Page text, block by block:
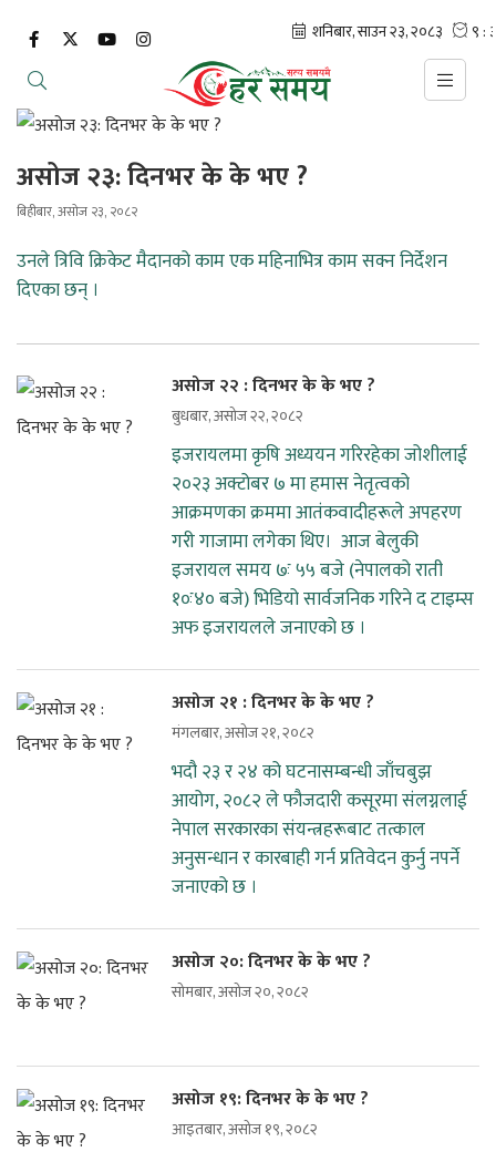
असोज २३: दिनभर के के भए ?
बिहीबार, असोज २३, २०८२
उनले त्रिवि क्रिकेट मैदानको काम एक महिनाभित्र काम सक्न निर्देशन
दिएका छन् ।
असोज २२ : दिनभर के के भए ?
बुधबार, असोज २२, २०८२
इजरायलमा कृषि अध्ययन गरिरहेका जोशीलाई
२०२३ अक्टोबर ७ मा हमास नेतृत्वको
आक्रमणका क्रममा आतंकवादीहरूले अपहरण
गरी गाजामा लगेका थिए। आज बेलुकी
इजरायल समय ७ः ५५ बजे (नेपालको राती
१०ः४० बजे) भिडियो सार्वजनिक गरिने द टाइम्स
अफ इजरायलले जनाएको छ ।
असोज २१ : दिनभर के के भए ?
मंगलबार, असोज २१, २०८२
भदौ २३ र २४ को घटनासम्बन्धी जाँचबुझ
आयोग, २०८२ ले फौजदारी कसूरमा संलग्नलाई
नेपाल सरकारका संयन्त्रहरूबाट तत्काल
अनुसन्धान र कारबाही गर्न प्रतिवेदन कुर्नु नपर्ने
जनाएको छ ।
असोज २०: दिनभर के के भए ?
सोमबार, असोज २०, २०८२
असोज १९: दिनभर के के भए ?
आइतबार, असोज १९, २०८२